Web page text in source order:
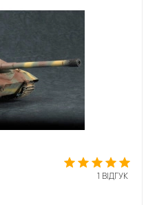
1 ВІДГУК